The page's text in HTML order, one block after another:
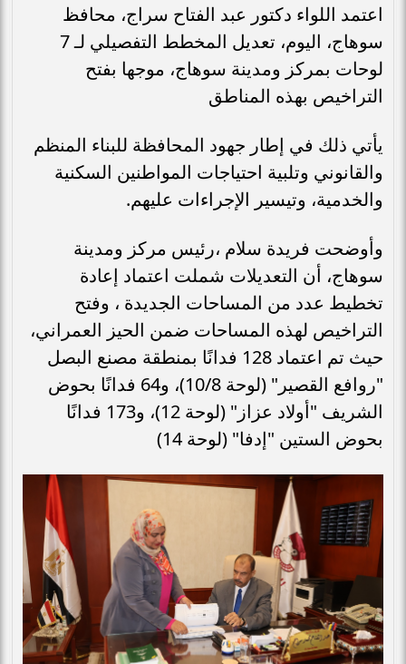
اعتمد اللواء دكتور عبد الفتاح سراج، محافظ
سوهاج، اليوم، تعديل المخطط التفصيلي لـ 7
لوحات بمركز ومدينة سوهاج، موجها بفتح
التراخيص بهذه المناطق
يأتي ذلك في إطار جهود المحافظة للبناء المنظم
والقانوني وتلبية احتياجات المواطنين السكنية
والخدمية، وتيسير الإجراءات عليهم.
وأوضحت فريدة سلام ،رئيس مركز ومدينة
سوهاج، أن التعديلات شملت اعتماد إعادة
تخطيط عدد من المساحات الجديدة ، وفتح
التراخيص لهذه المساحات ضمن الحيز العمراني،
حيث تم اعتماد 128 فدانًا بمنطقة مصنع البصل
"روافع القصير" (لوحة 10/8)، و64 فدانًا بحوض
الشريف "أولاد عزاز" (لوحة 12)، و173 فدانًا
بحوض الستين "إدفا" (لوحة 14)